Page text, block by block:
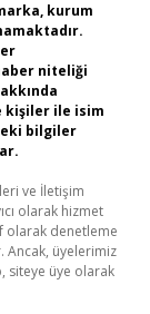
kurum
niteliği
kişiler ile isim
bilgiler
ve İletişim
olarak hizmet
olarak denetleme
Ancak, üyelerimiz
siteye üye olarak